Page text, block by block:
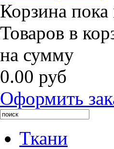
Корзина пока
Товаров в
на сумму
0.00 руб
Оформить
Ткани